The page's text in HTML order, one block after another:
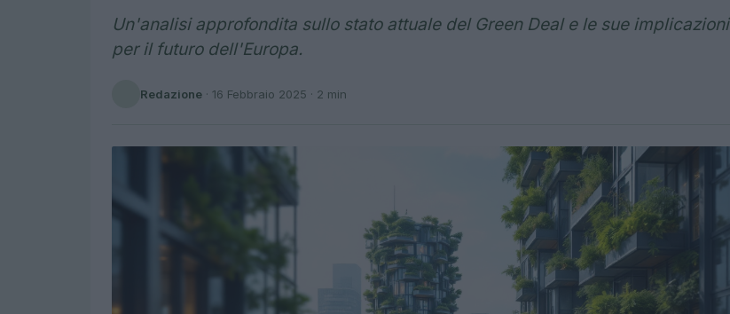
Un'analisi approfondita sullo stato attuale del Green Deal e le sue implicazioni
per il futuro dell'Europa.
Redazione · 16 Febbraio 2025 · 2 min